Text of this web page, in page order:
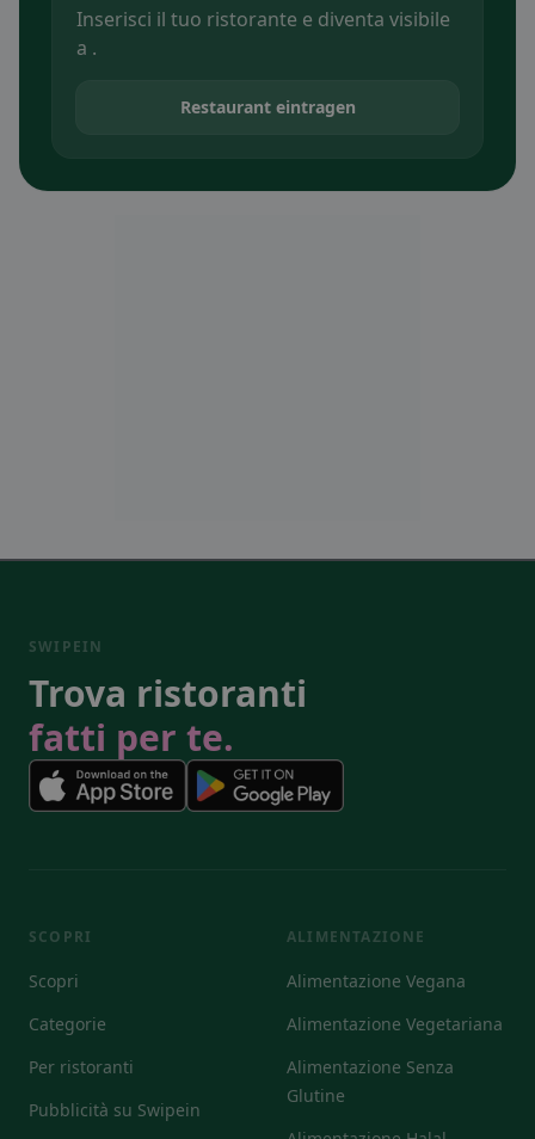
Inserisci il tuo ristorante e diventa visibile
a .
Restaurant eintragen
SWIPEIN
Trova ristoranti
fatti per te.
SCOPRI
Scopri
Categorie
Per ristoranti
Pubblicità su Swipein
ALIMENTAZIONE
Alimentazione Vegana
Alimentazione Vegetariana
Alimentazione Senza
Glutine